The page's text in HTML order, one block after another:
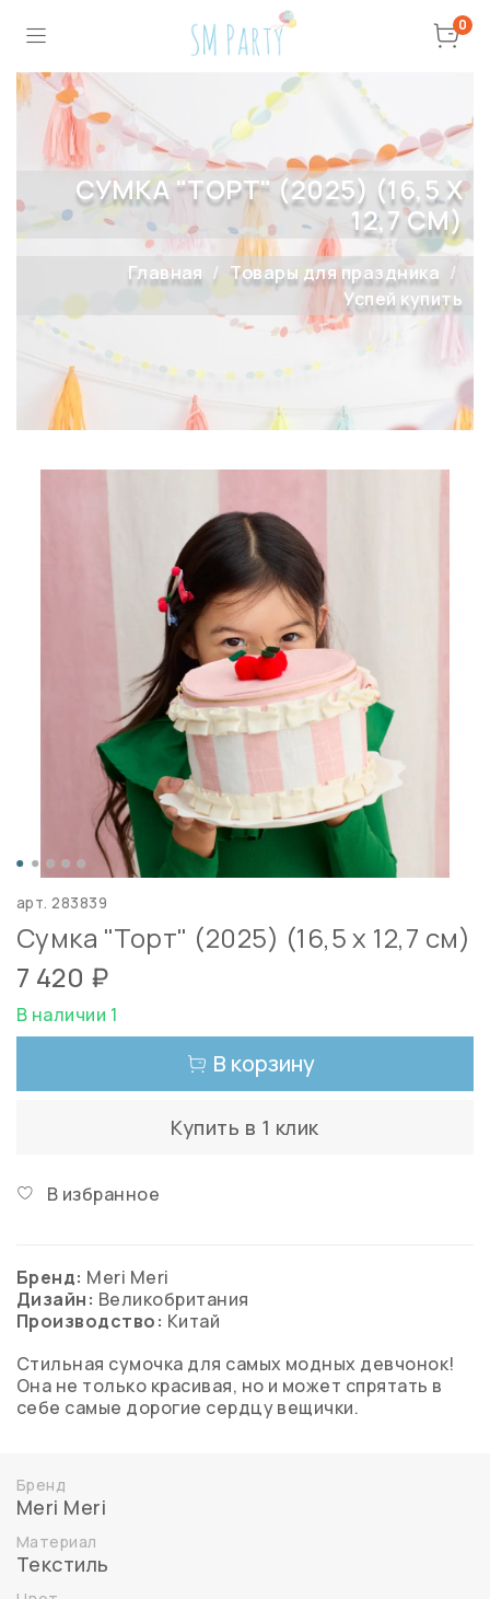
0
СУМКА "ТОРТ" (2025) (16,5 Х
12,7 СМ)
Главная
Товары для праздника
Успей купить
арт.283839
Сумка "Торт" (2025) (16,5 х 12,7 см)
7 420 ₽
В наличии 1
В корзину
Купить в 1 клик
В избранное
Бренд: Meri Meri
Дизайн: Великобритания
Производство: Китай
Стильная сумочка для самых модных девчонок!
Она не только красивая, но и может спрятать в
себе самые дорогие сердцу вещички.
Бренд
Meri Meri
Материал
Текстиль